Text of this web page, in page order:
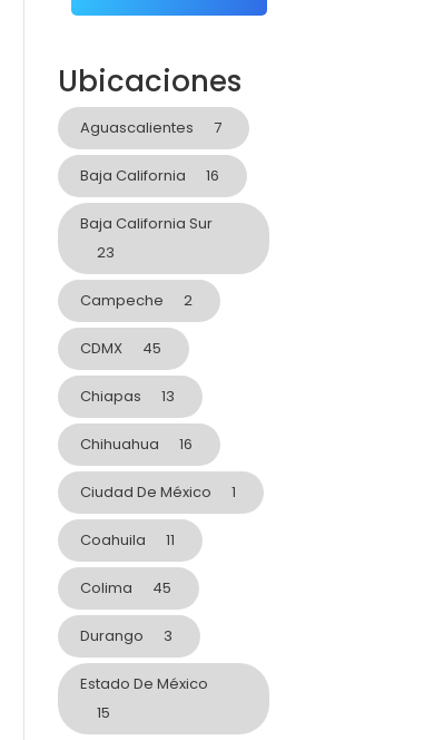
Ubicaciones
Aguascalientes 7
Baja California 16
Baja California Sur
23
Campeche 2
CDMX 45
Chiapas 13
Chihuahua 16
Ciudad De México 1
Coahuila 11
Colima 45
Durango 3
Estado De México
15